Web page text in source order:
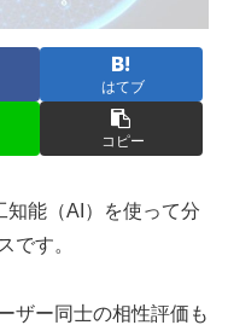
はてブ
コピー
知能（AI）を使って分
です。
ザー同士の相性評価も